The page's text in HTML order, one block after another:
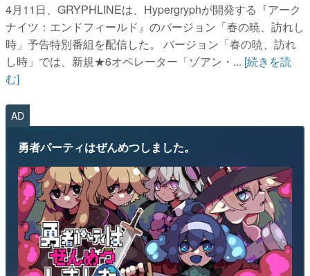
4月11日、GRYPHLINEは、Hypergryphが開発する『アーク
ナイツ：エンドフィールド』のバージョン「春の暁、訪れし
時」予告特別番組を配信した。 バージョン「春の暁、訪れ
し時」では、新規★6オペレーター「ゾアン・... [続きを読
む]
AD
勇者パーティはぜんめつしました。